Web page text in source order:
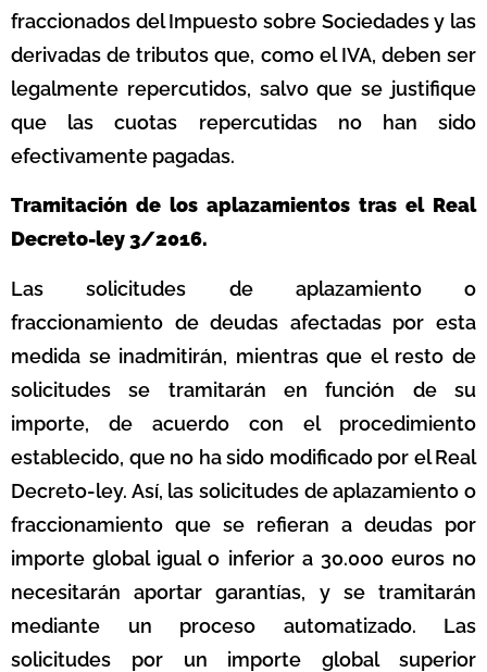
fraccionados del Impuesto sobre Sociedades y las
derivadas de tributos que, como el IVA, deben ser
legalmente repercutidos, salvo que se justifique
que las cuotas repercutidas no han sido
efectivamente pagadas.
Tramitación de los aplazamientos tras el Real
Decreto-ley 3/2016.
Las solicitudes de aplazamiento o
fraccionamiento de deudas afectadas por esta
medida se inadmitirán, mientras que el resto de
solicitudes se tramitarán en función de su
importe, de acuerdo con el procedimiento
establecido, que no ha sido modificado por el Real
Decreto-ley. Así, las solicitudes de aplazamiento o
fraccionamiento que se refieran a deudas por
importe global igual o inferior a 30.000 euros no
necesitarán aportar garantías, y se tramitarán
mediante un proceso automatizado. Las
solicitudes por un importe global superior